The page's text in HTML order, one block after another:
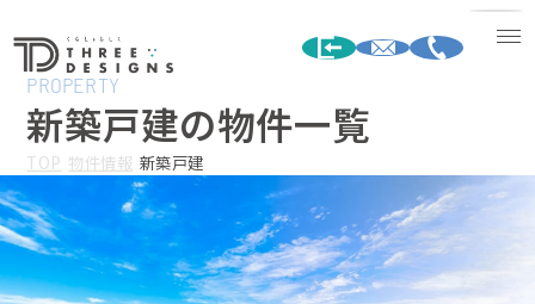
PROPERTY
新築戸建の物件一覧
TOP 物件情報 新築戸建